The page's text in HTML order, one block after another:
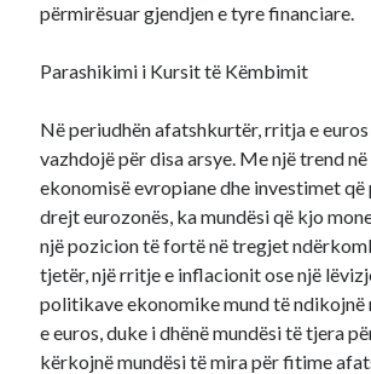
përmirësuar gjendjen e tyre financiare.
Parashikimi i Kursit të Këmbimit
Në periudhën afatshkurtër, rritja e
vazhdojë për disa arsye. Me një trend
ekonomisë evropiane dhe investimet që
drejt eurozonës, ka mundësi që kjo
një pozicion të fortë në tregjet
tjetër, një rritje e inflacionit ose një
politikave ekonomike mund të ndikojnë
e euros, duke i dhënë mundësi të tjera
kërkojnë mundësi të mira për fitime